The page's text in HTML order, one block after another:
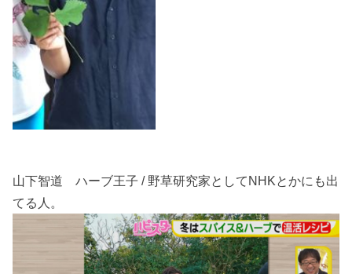
山下智道 ハーブ王子 / 野草研究家としてNHKとかにも出
てる人。